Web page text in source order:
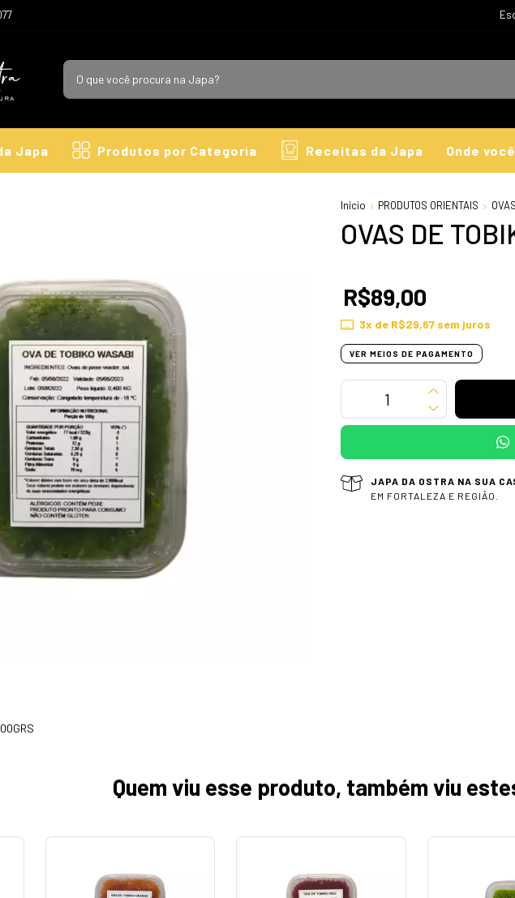
Japa Produtos por Categoria Receitas da Japa Onde
Início PRODUTOS ORIENTAIS OVAS
OVAS DE
R$89,00
3x de R$29,67sem juros
VER MEIOS DE PAGAMENTO
JAPA DA OSTRA NA SUA
EM FORTALEZA E REGIÃO.
Quem viu esse produto, também viu